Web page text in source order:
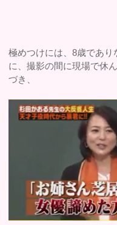
極めつけには、8歳であ
に、撮影の間に現場で休
づき、